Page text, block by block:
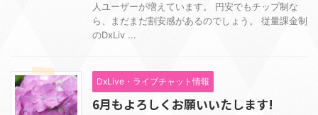
人ユーザーが増えています。 円安でもチップ制な
ら、まだまだ割安感があるのでしょう。 従量課金制
のDxLiv ...
DxLive・ライブチャット情報
6月もよろしくお願いいたします!